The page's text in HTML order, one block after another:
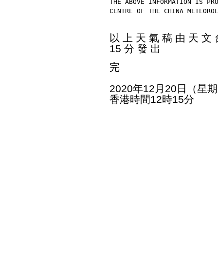
THE ABOVE INFORMATION IS
CENTRE OF THE CHINA
以 上 天 氣 稿 由 天 文
15 分 發 出
完
2020年12月20日（星
香港時間12時15分